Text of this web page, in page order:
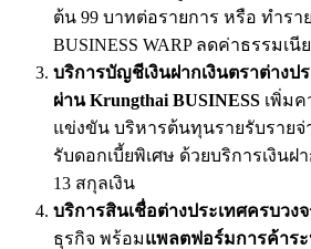
ต้น 99 บาทต่อรายการ หรือ ทำรา
BUSINESS WARP ลดค่าธรรมเนี
บริการบัญชีเงินฝากเงินตราต่างปร
ผ่าน Krungthai BUSINESS เพิ่ม
แข่งขัน บริหารต้นทุนรายรับราย
รับดอกเบี้ยพิเศษ ด้วยบริการเงินฝ
13 สกุลเงิน
บริการสินเชื่อต่างประเทศครบวง
ธุรกิจ พร้อมแพลตฟอร์มการค้าร